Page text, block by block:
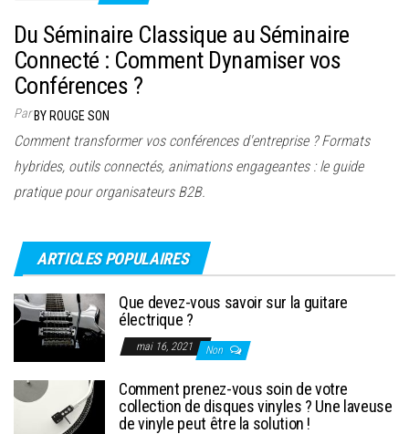
Du Séminaire Classique au Séminaire
Connecté : Comment Dynamiser vos
Conférences ?
ParBY ROUGE SON
Comment transformer vos conférences d'entreprise ? Formats
hybrides, outils connectés, animations engageantes : le guide
pratique pour organisateurs B2B.
ARTICLES POPULAIRES
Que devez-vous savoir sur la guitare
électrique ?
mai 16, 2021 Non
Comment prenez-vous soin de votre
collection de disques vinyles ? Une laveuse
de vinyle peut être la solution !